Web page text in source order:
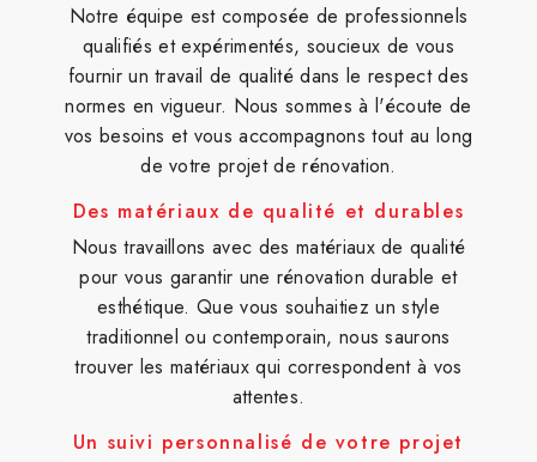
Notre équipe est composée de professionnels
qualifiés et expérimentés, soucieux de vous
fournir un travail de qualité dans le respect des
normes en vigueur. Nous sommes à l'écoute de
vos besoins et vous accompagnons tout au long
de votre projet de rénovation.
Des matériaux de qualité et durables
Nous travaillons avec des matériaux de qualité
pour vous garantir une rénovation durable et
esthétique. Que vous souhaitiez un style
traditionnel ou contemporain, nous saurons
trouver les matériaux qui correspondent à vos
attentes.
Un suivi personnalisé de votre projet